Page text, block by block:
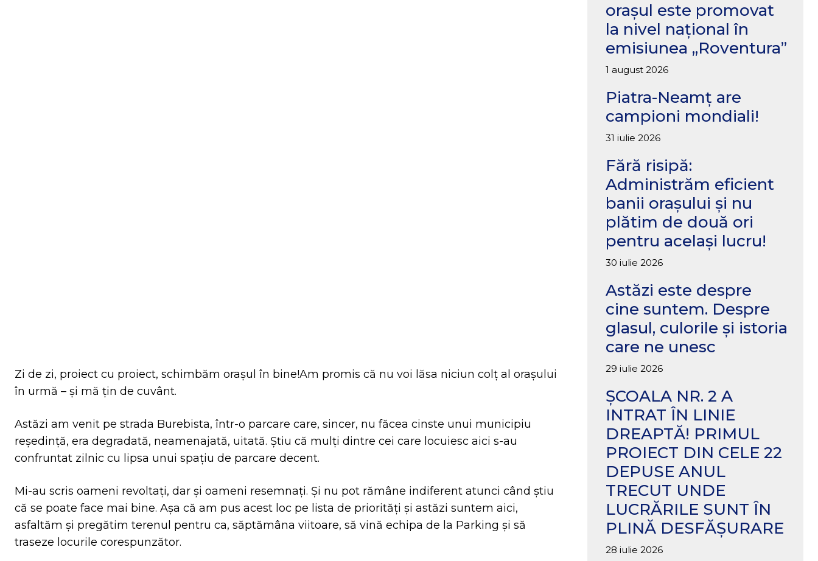
Zi de zi, proiect cu proiect, schimbăm orașul în bine!Am promis că nu voi lăsa niciun colț al orașului
în urmă – și mă țin de cuvânt.
Astăzi am venit pe strada Burebista, într-o parcare care, sincer, nu făcea cinste unui municipiu
reședință, era degradată, neamenajată, uitată. Știu că mulți dintre cei care locuiesc aici s-au
confruntat zilnic cu lipsa unui spațiu de parcare decent.
Mi-au scris oameni revoltați, dar și oameni resemnați. Și nu pot rămâne indiferent atunci când știu
că se poate face mai bine. Așa că am pus acest loc pe lista de priorități și astăzi suntem aici,
asfaltăm și pregătim terenul pentru ca, săptămâna viitoare, să vină echipa de la Parking și să
traseze locurile corespunzător.
orașul este promovat
la nivel național în
emisiunea „Roventura”
1 august 2026
Piatra-Neamț are
campioni mondiali!
31 iulie 2026
Fără risipă:
Administrăm eficient
banii orașului și nu
plătim de două ori
pentru același lucru!
30 iulie 2026
Astăzi este despre
cine suntem. Despre
glasul, culorile și istoria
care ne unesc
29 iulie 2026
ȘCOALA NR. 2 A
INTRAT ÎN LINIE
DREAPTĂ! PRIMUL
PROIECT DIN CELE 22
DEPUSE ANUL
TRECUT UNDE
LUCRĂRILE SUNT ÎN
PLINĂ DESFĂȘURARE
28 iulie 2026